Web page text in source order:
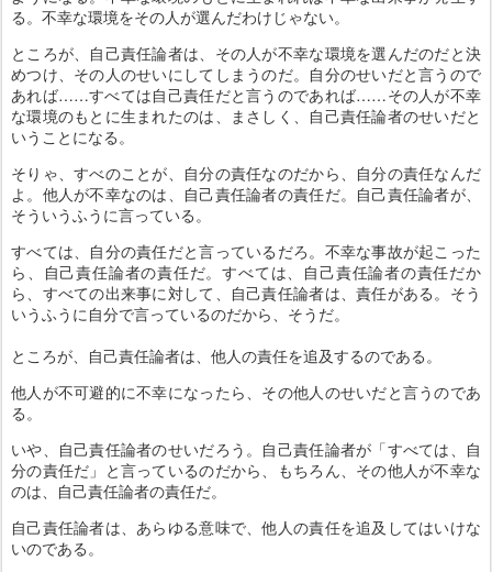
る。不幸な環境をその人が選んだわけじゃない。
ところが、自己責任論者は、その人が不幸な環境を選んだのだと決
めつけ、その人のせいにしてしまうのだ。自分のせいだと言うので
あれば……すべては自己責任だと言うのであれば……その人が不幸
な環境のもとに生まれたのは、まさしく、自己責任論者のせいだと
いうことになる。
そりゃ、すべのことが、自分の責任なのだから、自分の責任なんだ
よ。他人が不幸なのは、自己責任論者の責任だ。自己責任論者が、
そういうふうに言っている。
すべては、自分の責任だと言っているだろ。不幸な事故が起こった
ら、自己責任論者の責任だ。すべては、自己責任論者の責任だか
ら、すべての出来事に対して、自己責任論者は、責任がある。そう
いうふうに自分で言っているのだから、そうだ。
ところが、自己責任論者は、他人の責任を追及するのである。
他人が不可避的に不幸になったら、その他人のせいだと言うのであ
る。
いや、自己責任論者のせいだろう。自己責任論者が「すべては、自
分の責任だ」と言っているのだから、もちろん、その他人が不幸な
のは、自己責任論者の責任だ。
自己責任論者は、あらゆる意味で、他人の責任を追及してはいけな
いのである。